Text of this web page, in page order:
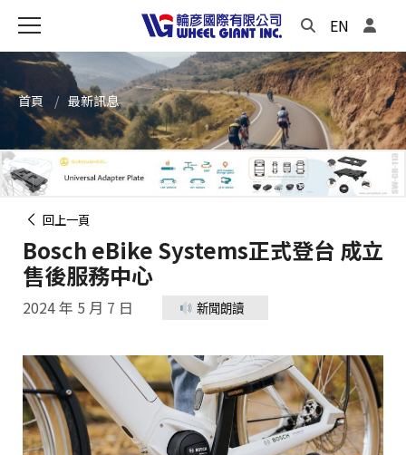
EN
首頁 最新訊息
回上一頁
Bosch eBike Systems正式登台 成立
售後服務中心
2024 年 5 月 7 日 新聞朗讀